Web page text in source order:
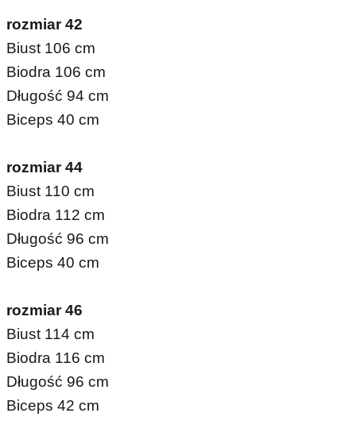
rozmiar 42
Biust 106 cm
Biodra 106 cm
Długość 94 cm
Biceps 40 cm
rozmiar 44
Biust 110 cm
Biodra 112 cm
Długość 96 cm
Biceps 40 cm
rozmiar 46
Biust 114 cm
Biodra 116 cm
Długość 96 cm
Biceps 42 cm